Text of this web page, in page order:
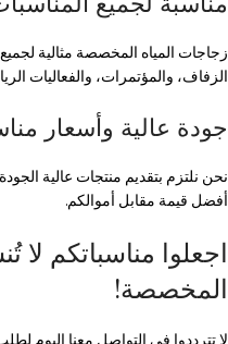
زجاجات المياه المخصصة مثالية
الزفاف، والمؤتمرات، والفعاليات
جودة عالية وأسعار
نحن نلتزم بتقديم منتجات عالية
أفضل قيمة مقابل أموالكم.
اجعلوا مناسباتكم
المخصصة!
لا تترددوا في التواصل معنا اليوم